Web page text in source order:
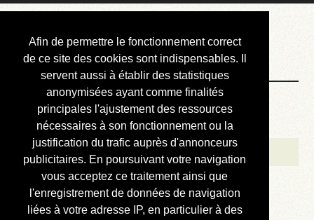
Afin de permettre le fonctionnement correct
de ce site des cookies sont indispensables. Il
servent aussi à établir des statistiques
anonymisées ayant comme finalités
principales l'ajustement des ressources
nécessaires à son fonctionnement ou la
justification du trafic auprès d'annonceurs
publicitaires. En poursuivant votre navigation
vous acceptez ce traitement ainsi que
l'enregistrement de données de navigation
liées à votre adresse IP, en particulier à des
Courbis, « LE »
Blog Officiel
Bienvenue
Réalisations
Divers (et d’été)
Annonces
Liens externes